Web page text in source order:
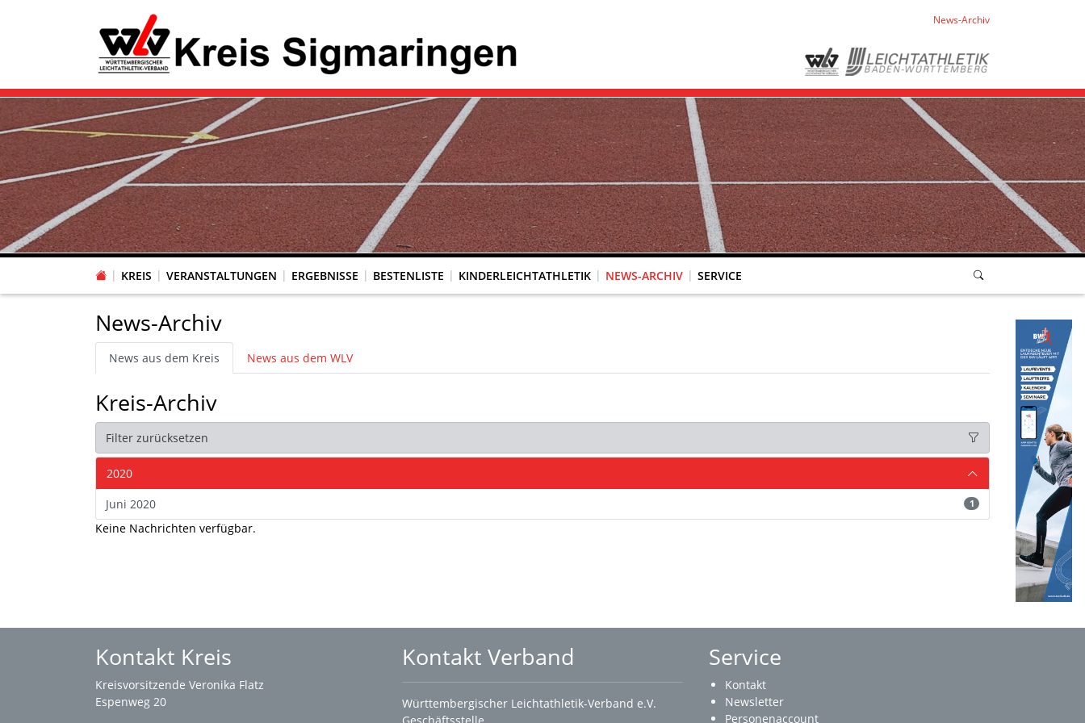
News-Archiv
KREIS VERANSTALTUNGEN ERGEBNISSE BESTENLISTE KINDERLEICHTATHLETIK NEWS-ARCHIV SERVICE
News-Archiv
News aus dem Kreis News aus dem WLV
Kreis-Archiv
Filter zurücksetzen
2020
Juni 2020
1
Keine Nachrichten verfügbar.
Kontakt Kreis
Kreisvorsitzende Veronika Flatz
Espenweg 20
Kontakt Verband
Württembergischer Leichtathletik-Verband e.V.
Service
Kontakt
Newsletter
Personenaccount